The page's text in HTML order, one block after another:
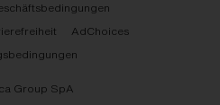
AdChoices
Group SpA